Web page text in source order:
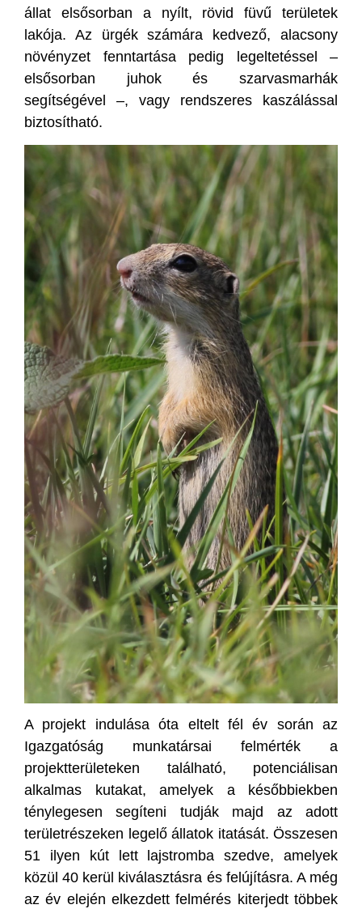
állat elsősorban a nyílt, rövid füvű területek
lakója. Az ürgék számára kedvező, alacsony
növényzet fenntartása pedig legeltetéssel –
elsősorban juhok és szarvasmarhák
segítségével –, vagy rendszeres kaszálással
biztosítható.
A projekt indulása óta eltelt fél év során az
Igazgatóság munkatársai felmérték a
projektterületeken található, potenciálisan
alkalmas kutakat, amelyek a későbbiekben
ténylegesen segíteni tudják majd az adott
területrészeken legelő állatok itatását. Összesen
51 ilyen kút lett lajstromba szedve, amelyek
közül 40 kerül kiválasztásra és felújításra. A még
az év elején elkezdett felmérés kiterjedt többek